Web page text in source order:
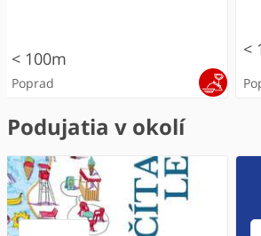
< 100m
Poprad
<
Podujatia v okolí